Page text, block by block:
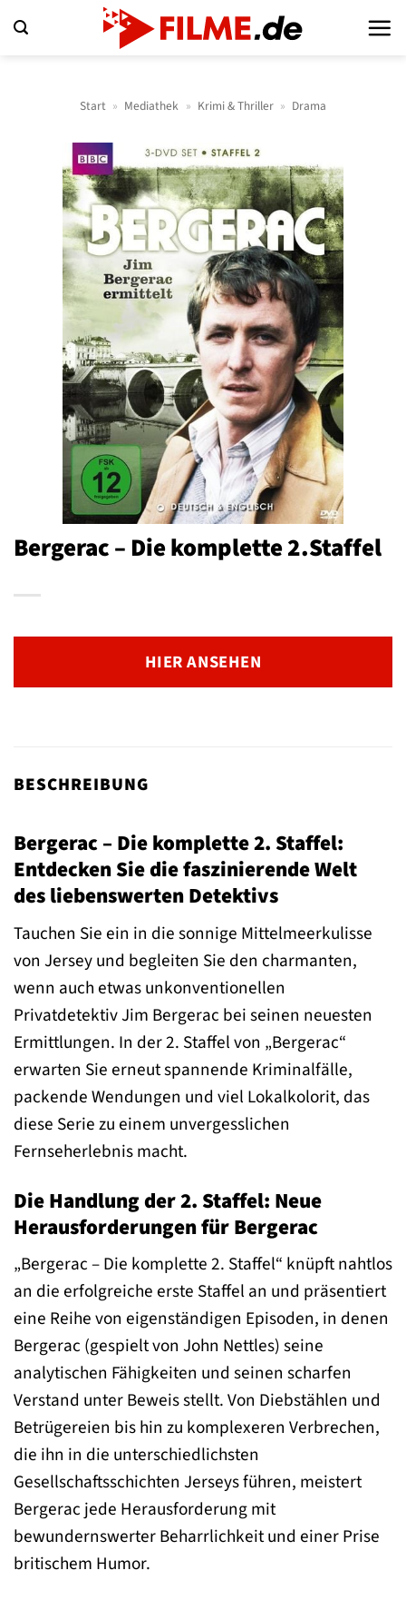
Inhalt
Start » Mediathek » Krimi & Thriller » Drama
Bergerac – Die komplette 2.Staffel
HIER ANSEHEN
BESCHREIBUNG
Bergerac – Die komplette 2. Staffel:
Entdecken Sie die faszinierende Welt
des liebenswerten Detektivs
Tauchen Sie ein in die sonnige Mittelmeerkulisse
von Jersey und begleiten Sie den charmanten,
wenn auch etwas unkonventionellen
Privatdetektiv Jim Bergerac bei seinen neuesten
Ermittlungen. In der 2. Staffel von „Bergerac“
erwarten Sie erneut spannende Kriminalfälle,
packende Wendungen und viel Lokalkolorit, das
diese Serie zu einem unvergesslichen
Fernseherlebnis macht.
Die Handlung der 2. Staffel: Neue
Herausforderungen für Bergerac
„Bergerac – Die komplette 2. Staffel“ knüpft nahtlos
an die erfolgreiche erste Staffel an und präsentiert
eine Reihe von eigenständigen Episoden, in denen
Bergerac (gespielt von John Nettles) seine
analytischen Fähigkeiten und seinen scharfen
Verstand unter Beweis stellt. Von Diebstählen und
Betrügereien bis hin zu komplexeren Verbrechen,
die ihn in die unterschiedlichsten
Gesellschaftsschichten Jerseys führen, meistert
Bergerac jede Herausforderung mit
bewundernswerter Beharrlichkeit und einer Prise
britischem Humor.